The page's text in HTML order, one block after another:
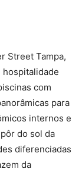
Street Tampa,
hospitalidade
com
para
internos e
do sol da
diferenciadas
da